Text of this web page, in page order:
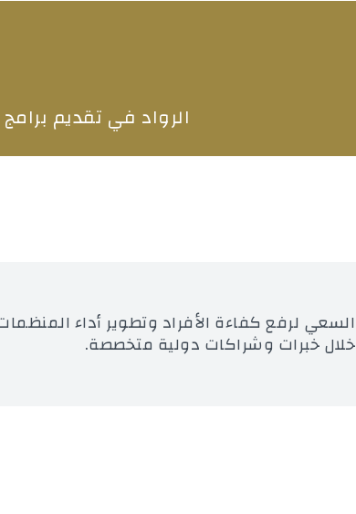
الرواد في تقديم
السعي لرفع كفاءة الأفراد وتطوير أداء
خلال خبرات وشراكات دولية متخصصة.